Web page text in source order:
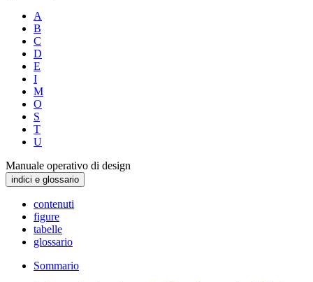
A
B
C
D
E
I
M
O
S
T
U
Manuale operativo di design
indici e glossario
contenuti
figure
tabelle
glossario
Sommario